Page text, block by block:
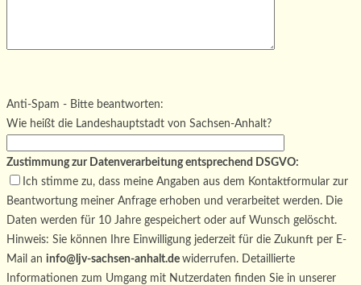
Bitte lasse dieses Feld leer.
Anti-Spam - Bitte beantworten:
Wie heißt die Landeshauptstadt von Sachsen-Anhalt?
Zustimmung zur Datenverarbeitung entsprechend DSGVO:
Ich stimme zu, dass meine Angaben aus dem Kontaktformular zur
Beantwortung meiner Anfrage erhoben und verarbeitet werden. Die
Daten werden für 10 Jahre gespeichert oder auf Wunsch gelöscht.
Hinweis: Sie können Ihre Einwilligung jederzeit für die Zukunft per E-
Mail an info@ljv-sachsen-anhalt.de widerrufen. Detaillierte
Informationen zum Umgang mit Nutzerdaten finden Sie in unserer